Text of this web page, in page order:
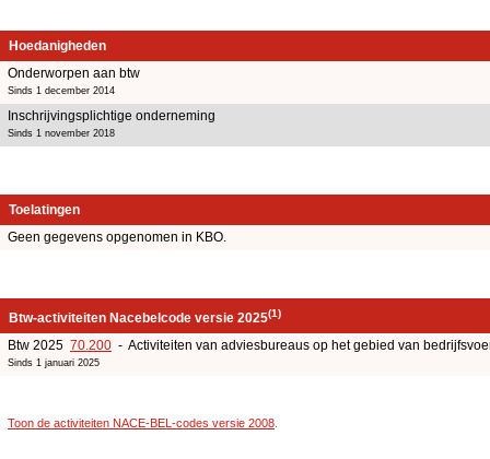
Hoedanigheden
Onderworpen aan btw
Sinds 1 december 2014
Inschrijvingsplichtige onderneming
Sinds 1 november 2018
Toelatingen
Geen gegevens opgenomen in KBO.
Btw-activiteiten Nacebelcode versie 2025(1)
Btw 2025 70.200 - Activiteiten van adviesbureaus op het gebied van
Sinds 1 januari 2025
Toon de activiteiten NACE-BEL-codes versie 2008